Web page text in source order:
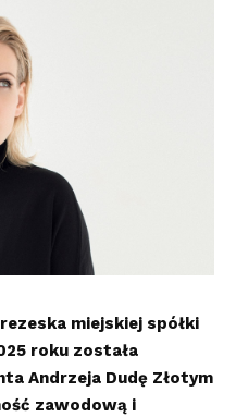
miejskiej spółki
roku została
Andrzeja Dudę Złotym
zawodową i